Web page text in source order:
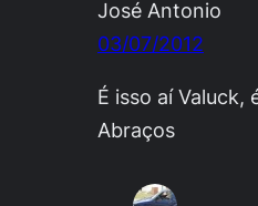
José Antonio
03/07/2012
É isso aí Valuck,
Abraços